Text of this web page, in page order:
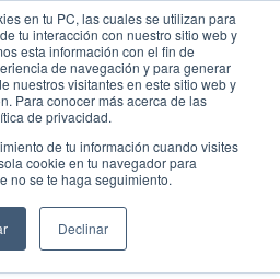
en tu PC, las cuales se utilizan para
tu interacción con nuestro sitio web y
esta información con el fin de
de navegación y para generar
nuestros visitantes en este sitio web y
Para conocer más acerca de las
de privacidad.
de tu información cuando visites
cookie en tu navegador para
no se te haga seguimiento.
Declinar
crítico,Sin
de pensamiento crítico